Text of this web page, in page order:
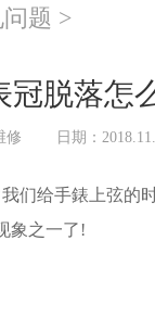
题 >
冠脱落怎
修 日期：
们给手錶上弦的
象之一了!